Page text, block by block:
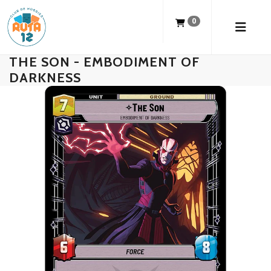
0
THE SON - EMBODIMENT OF
DARKNESS